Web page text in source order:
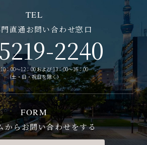
TEL
直通お問い合わせ窓口
2240
：00～12：00 および 13：00～16：00
（土・日・祝日を除く）
FORM
からお問い合わせをする